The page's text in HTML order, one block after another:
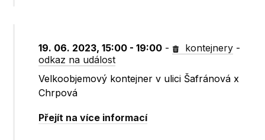
19. 06. 2023, 15:00 - 19:00 - kontejnery -
odkaz na událost
Velkoobjemový kontejner v ulici Šafránová x
Chrpová
Přejít na více informací